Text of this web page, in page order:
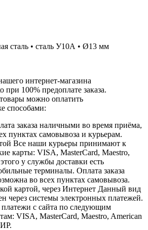
сталь • сталь У10А • Ø13 мм
интернет-магазина
при 100% предоплате заказа.
можно оплатить
способами:
заказа наличными во время приёма,
пунктах самовывоза и курьерам.
Все наши курьеры принимают к
карты: VISA, MasterCard, Maestro,
у службы доставки есть
терминалы. Оплата заказа
во всех пунктах самовывоза.
картой, через Интернет Данный вид
через системы электронных платежей.
с сайта по следующим
VISA, MasterCard, Maestro, American